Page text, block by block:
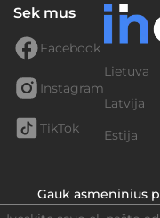
Sek mus
Facebook
Instagram
TikTok
Lietuva
Latvija
Estija
Gauk asmeninius